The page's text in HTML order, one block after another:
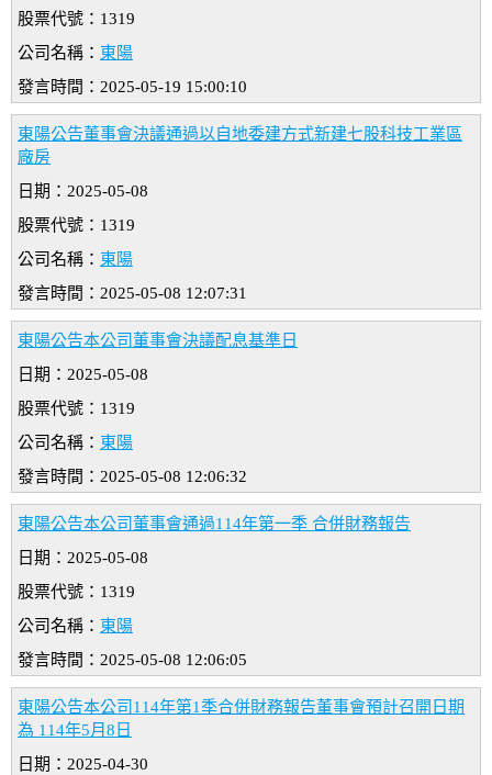
股票代號：1319
公司名稱： 東陽
發言時間：2025-05-19 15:00:10
東陽公告董事會決議通過以自地委建方式新建七股科技工業區
廠房
日期：2025-05-08
股票代號：1319
公司名稱： 東陽
發言時間：2025-05-08 12:07:31
東陽公告本公司董事會決議配息基準日
日期：2025-05-08
股票代號：1319
公司名稱： 東陽
發言時間：2025-05-08 12:06:32
東陽公告本公司董事會通過114年第一季 合併財務報告
日期：2025-05-08
股票代號：1319
公司名稱： 東陽
發言時間：2025-05-08 12:06:05
東陽公告本公司114年第1季合併財務報告董事會預計召開日期
為 114年5月8日
日期：2025-04-30